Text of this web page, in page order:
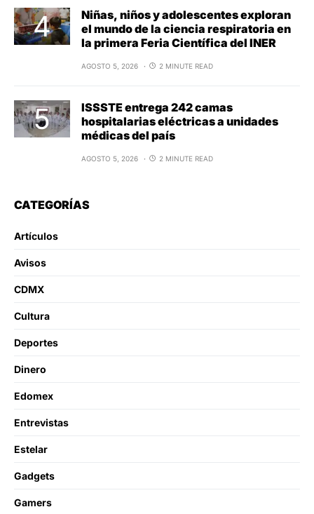
Niñas, niños y adolescentes exploran
el mundo de la ciencia respiratoria en
la primera Feria Científica del INER
AGOSTO 5, 2026 2 MINUTE READ
ISSSTE entrega 242 camas
hospitalarias eléctricas a unidades
médicas del país
AGOSTO 5, 2026 2 MINUTE READ
CATEGORÍAS
Artículos
Avisos
CDMX
Cultura
Deportes
Dinero
Edomex
Entrevistas
Estelar
Gadgets
Gamers